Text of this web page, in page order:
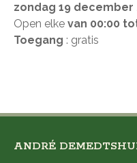
zondag 19 december
Open elke van 00:00
Toegang : gratis
ANDRÉ